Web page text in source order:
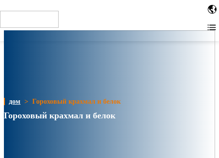
When installing the tag in the site HTML code, place the code
within the or tags. Other installation methods
дом > Гороховый крахмал и белок
Гороховый крахмал и белок